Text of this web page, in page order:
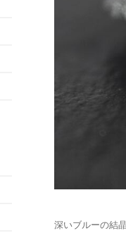
深いブルーの結